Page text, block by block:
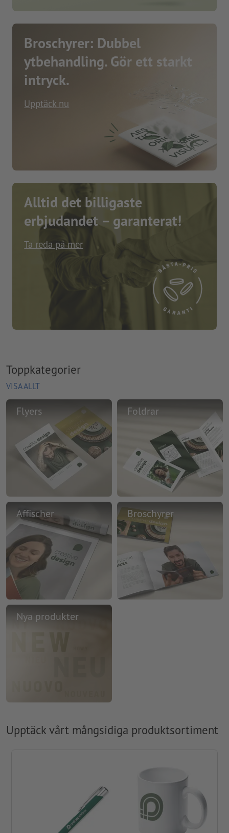
Broschyrer: Dubbel
ytbehandling. Gör ett starkt
intryck.
Upptäck nu
Alltid det billigaste
erbjudandet – garanterat!
Ta reda på mer
Toppkategorier
VISA ALLT
Flyers Foldrar
Affischer Broschyrer
Nya produkter
Upptäck vårt mångsidiga produktsortiment